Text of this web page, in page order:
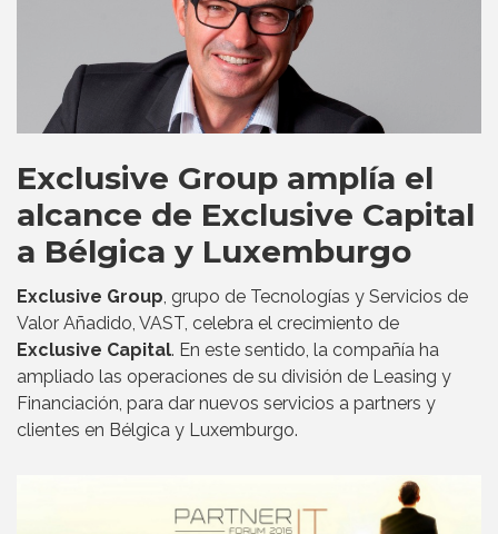
Exclusive Group amplía el
alcance de Exclusive Capital
a Bélgica y Luxemburgo
Exclusive Group, grupo de Tecnologías y Servicios de
Valor Añadido, VAST, celebra el crecimiento de
Exclusive Capital. En este sentido, la compañía ha
ampliado las operaciones de su división de Leasing y
Financiación, para dar nuevos servicios a partners y
clientes en Bélgica y Luxemburgo.